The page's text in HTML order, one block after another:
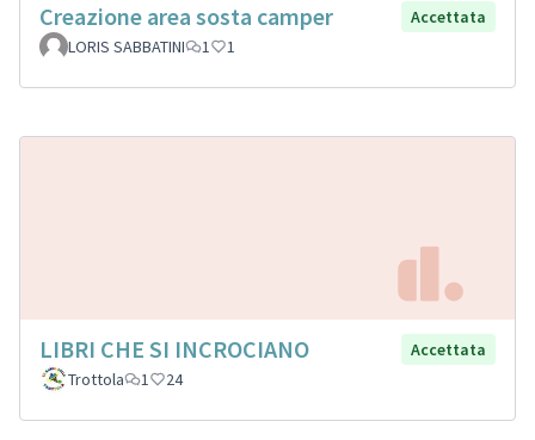
Creazione area sosta camper
Accettata
LORIS SABBATINI
1 1
LIBRI CHE SI INCROCIANO
Accettata
Trottola
1 24